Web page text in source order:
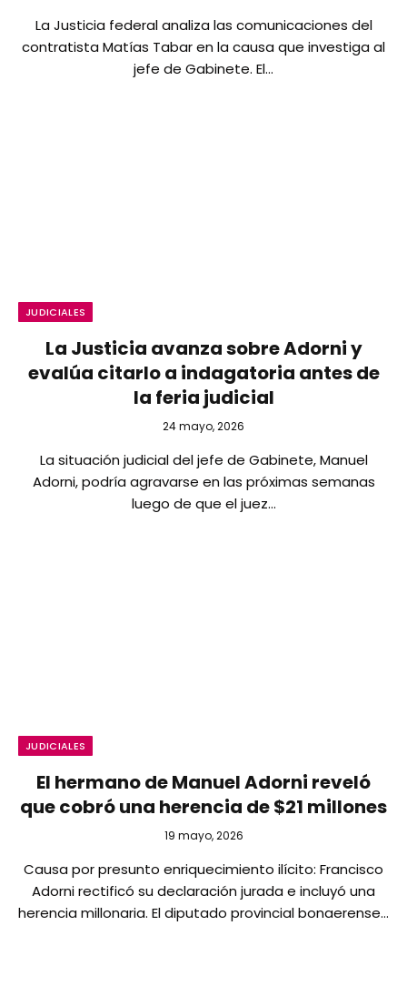
La Justicia federal analiza las comunicaciones del
contratista Matías Tabar en la causa que investiga al
jefe de Gabinete. El…
JUDICIALES
La Justicia avanza sobre Adorni y
evalúa citarlo a indagatoria antes de
la feria judicial
24 mayo, 2026
La situación judicial del jefe de Gabinete, Manuel
Adorni, podría agravarse en las próximas semanas
luego de que el juez…
JUDICIALES
El hermano de Manuel Adorni reveló
que cobró una herencia de $21 millones
19 mayo, 2026
Causa por presunto enriquecimiento ilícito: Francisco
Adorni rectificó su declaración jurada e incluyó una
herencia millonaria. El diputado provincial bonaerense…